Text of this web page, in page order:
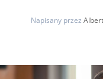
Napisany przez